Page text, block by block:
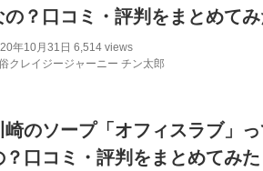
の？口コミ・評判をまとめてみ
年10月31日 6,514 views
クレイジージャーニー チン太郎
崎のソープ「オフィスラブ」
？口コミ・評判をまとめてみた